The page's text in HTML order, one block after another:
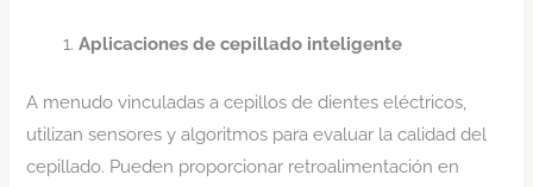
Aplicaciones de cepillado inteligente
A menudo vinculadas a cepillos de dientes eléctricos,
utilizan sensores y algoritmos para evaluar la calidad del
cepillado. Pueden proporcionar retroalimentación en